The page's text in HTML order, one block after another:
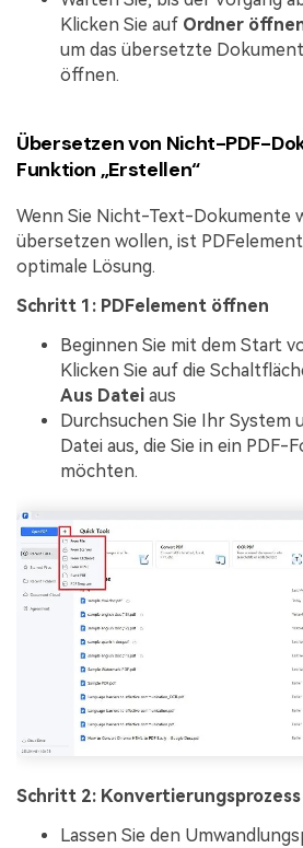
Klicken Sie auf Ordner
um das übersetzte
öffnen.
Übersetzen von Nicht-PDF-
Funktion „Erstellen“
Wenn Sie Nicht-Text-Dokumente
übersetzen wollen, ist
optimale Lösung.
Schritt 1: PDFelement öffnen
Beginnen Sie mit dem Start
Klicken Sie auf die
Aus Datei aus
Durchsuchen Sie Ihr System
Datei aus, die Sie in ein
möchten.
Schritt 2: Konvertierungsprozess
Lassen Sie den